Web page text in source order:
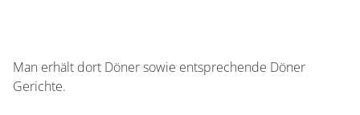
0 Sitzplätze (außen)
Man erhält dort Döner sowie entsprechende Döner
Gerichte.